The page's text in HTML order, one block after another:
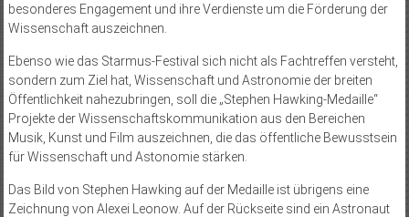
besonderes Engagement und ihre Verdienste um die Förderung der
Wissenschaft auszeichnen.
Ebenso wie das Starmus-Festival sich nicht als Fachtreffen versteht,
sondern zum Ziel hat, Wissenschaft und Astronomie der breiten
Öffentlichkeit nahezubringen, soll die „Stephen Hawking-Medaille“
Projekte der Wissenschaftskommunikation aus den Bereichen
Musik, Kunst und Film auszeichnen, die das öffentliche Bewusstsein
für Wissenschaft und Astonomie stärken.
Das Bild von Stephen Hawking auf der Medaille ist übrigens eine
Zeichnung von Alexei Leonow. Auf der Rückseite sind ein Astronaut